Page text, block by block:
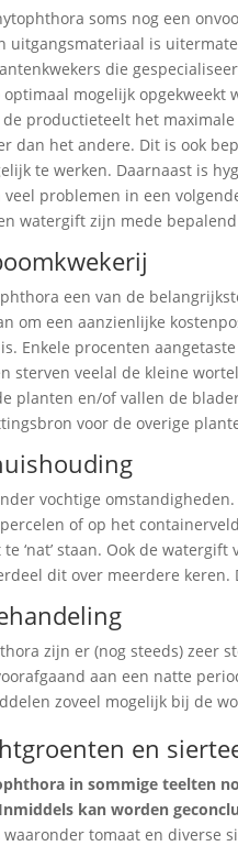
soms nog een
uitgangsmateriaal is
die
mogelijk
productieteelt het
dan het andere. Dit is ook
te werken. Daarnaast is
problemen in een
watergift zijn mede
een van de
om een aanzienlijke
Enkele procenten
sterven veelal de kleine
planten en/of vallen de
voor de overige
vochtige
of op het
‘nat’ staan. Ook de
dit over meerdere
zijn er (nog steeds) zeer
aan een natte
zoveel mogelijk bij de
en
in sommige teelten
kan worden
waaronder tomaat en